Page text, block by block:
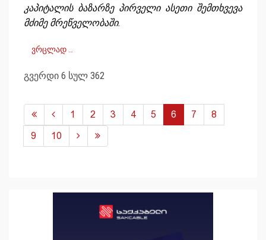
კაპიტალის ბაზარზე პირველი ასეთი შემთხვევა
მძიმე მრეწველობაში.
ვრცლად …
გვერდი 6 სულ 362
1 2 3 4 5 6 7 8
9 10